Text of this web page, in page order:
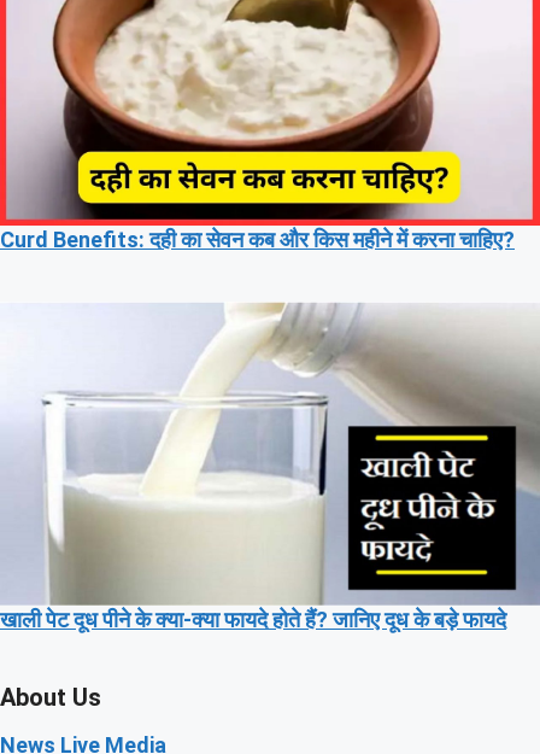
Curd Benefits: दही का सेवन कब और किस महीने में करना चाहिए?
खाली पेट दूध पीने के क्या-क्या फायदे होते हैं? जानिए दूध के बड़े फायदे
About Us
News Live Media